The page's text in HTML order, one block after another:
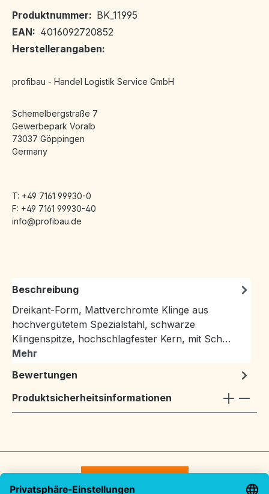
Produktnummer: BK_11995
EAN: 4016092720852
Herstellerangaben:
profibau - Handel Logistik Service GmbH
Schemelbergstraße 7
Gewerbepark Voralb
73037 Göppingen
Germany
T: +49 7161 99930-0
F: +49 7161 99930-40
info@profibau.de
Beschreibung
Dreikant-Form, Mattverchromte Klinge aus
hochvergütetem Spezialstahl, schwarze
Klingenspitze, hochschlagfester Kern, mit Sch…
Mehr
Bewertungen
Produktsicherheitsinformationen